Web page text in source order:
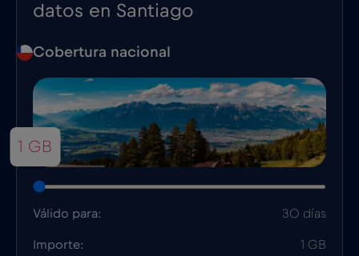
datos en Santiago
Cobertura nacional
1 GB
Válido para: 30 días
Importe: 1 GB